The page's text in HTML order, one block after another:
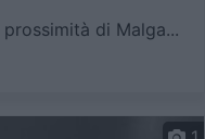
di Malga...